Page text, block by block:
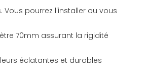
Vous pourrez l'installer ou vous
70mm assurant la rigidité
éclatantes et durables